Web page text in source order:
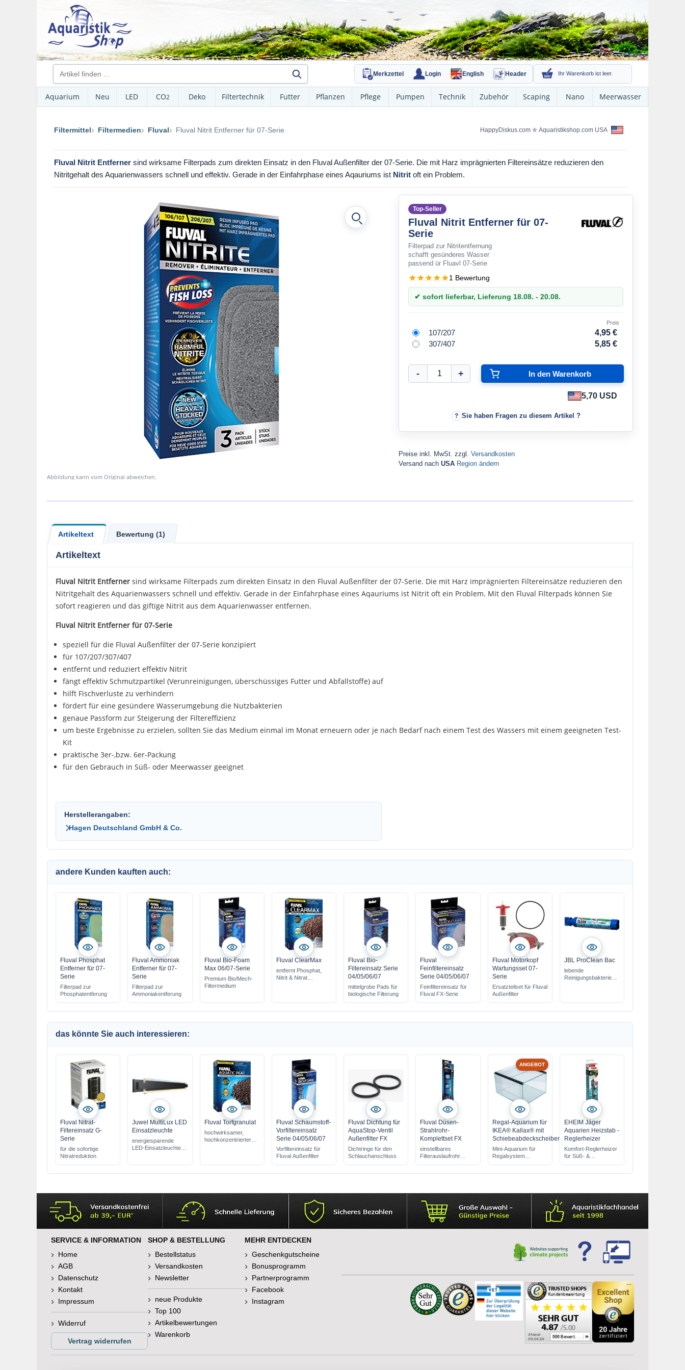
Merkzettel Login English Header Ihr Warenkorb ist leer.
Aquarium Neu LED CO2 Deko Filtertechnik Futter Pflanzen Pflege Pumpen Technik Zubehör Scaping Nano Meerwasser
Filtermittel Filtermedien Fluval Fluval Nitrit Entferner für 07-Serie HappyDiskus.com ✮ Aquaristikshop.com USA
Fluval Nitrit Entferner sind wirksame Filterpads zum direkten Einsatz in den Fluval Außenfilter der 07-Serie. Die mit Harz imprägnierten Filtereinsätze reduzieren den
Nitritgehalt des Aquarienwassers schnell und effektiv. Gerade in der Einfahrphase eines Aqauriums ist Nitrit oft ein Problem.
Abbildung kann vom Original abweichen.
Top-Seller
Fluval Nitrit Entferner für 07-
Serie
Filterpad zur Nitritentfernung
schafft gesünderes Wasser
passend ür Fluavl 07-Serie
1 Bewertung
✔ sofort lieferbar, Lieferung 18.08. - 20.08.
Preis
107/207
4,95 €
307/407
5,85 €
5,70 USD
Sie haben Fragen zu diesem Artikel ?
Preise inkl. MwSt. zzgl. Versandkosten
Versand nach USA Region ändern
Artikeltext Bewertung (1)
Artikeltext
Fluval Nitrit Entferner sind wirksame Filterpads zum direkten Einsatz in den Fluval Außenfilter der 07-Serie. Die mit Harz imprägnierten Filtereinsätze reduzieren den
Nitritgehalt des Aquarienwassers schnell und effektiv. Gerade in der Einfahrphase eines Aqauriums ist Nitrit oft ein Problem. Mit den Fluval Filterpads können Sie
sofort reagieren und das giftige Nitrit aus dem Aquarienwasser entfernen.
Fluval Nitrit Entferner für 07-Serie
speziell für die Fluval Außenfilter der 07-Serie konzipiert
für 107/207/307/407
entfernt und reduziert effektiv Nitrit
fängt effektiv Schmutzpartikel (Verunreinigungen, überschüssiges Futter und Abfallstoffe) auf
hilft Fischverluste zu verhindern
fördert für eine gesündere Wasserumgebung die Nutzbakterien
genaue Passform zur Steigerung der Filtereffizienz
um beste Ergebnisse zu erzielen, sollten Sie das Medium einmal im Monat erneuern oder je nach Bedarf nach einem Test des Wassers mit einem geeigneten Test-
Kit
praktische 3er-,bzw. 6er-Packung
für den Gebrauch in Süß- oder Meerwasser geeignet
Herstellerangaben:
Hagen Deutschland GmbH & Co.
andere Kunden kauften auch:
Fluval Phosphat
Entferner für 07-
Serie
Filterpad zur
Phosphatentferung
Fluval Ammoniak
Entferner für 07-
Serie
Filterpad zur
Ammoniakentferung
Fluval Bio-Foam
Max 06/07-Serie
Premium Bio/Mech-
Filtermedium
Fluval ClearMax
entfernt Phosphat,
Nitrit & Nitrat
Fluval Bio-
Filtereinsatz Serie
04/05/06/07
mittelgrobe Pads für
biologische Filterung
Fluval
Feinfiltereinsatz
Serie 04/05/06/07
Feinfiltereinsatz für
Fluval FX-Serie
Fluval Motorkopf
Wartungsset 07-
Serie
Ersatzteilset für Fluval
Außenfilter
JBL ProClean Bac
lebende
Reinigungsbakterien
das könnte Sie auch interessieren:
Fluval Nitrat-
Filtereinsatz G-
Serie
für die sofortige
Nitratreduktion
Juwel MultiLux LED
Einsatzleuchte
energiesparende
LED-Einsatzleuchte
Fluval Torfgranulat
hochwirksamer,
hochkonzentrierter
fördert Farbenpracht
Fluval Schaumstoff-
Vorfiltereinsatz
Serie 04/05/06/07
Vorfiltereinsatz für
Fluval Außenfilter
Fluval Dichtung für
AquaStop-Ventil
Außenfilter FX
Dichtringe für den
Schlauchanschluss
Fluval Düsen-
Strahlrohr-
Komplettset FX
einstellbares
Filterauslaufrohr
ANGEBOT
Regal-Aquarium für
IKEA® Kallax® mit
Schiebeabdeckscheiben
Mini-Aquarium für
Regalsystem
EHEIM Jäger
Aquarien Heizstab -
Reglerheizer
Komfort-Reglerheizer
für Süß- &
SERVICE & INFORMATION
Home
AGB
Datenschutz
Kontakt
Impressum
Widerruf
Vertrag widerrufen
SHOP & BESTELLUNG
Bestellstatus
Versandkosten
Newsletter
neue Produkte
Top 100
Artikelbewertungen
Warenkorb
MEHR ENTDECKEN
Geschenkgutscheine
Bonusprogramm
Partnerprogramm
Facebook
Instagram